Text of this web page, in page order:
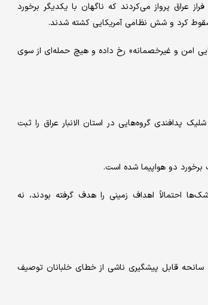
آمریکایی از نوع «کی‌سی ۱۳۵ استراتوتانکر» در ۱۲ مارس بر فراز عراق پرواز می‌کردند که ناگهان با یکدیگر برخورد
سقوط کرد و شش نظامی آمریکایی کشته شدند.
امن و غیرخصمانه» رخ داده و هیچ حمله‌ای از سوی
پدافندی گروه‌هایی در استان الانبار عراق را ثبت
برخورد دو هواپیما شده است.
احتمالاً اهداف زمینی را هدف گرفته بودند، نه
سانحه قابل پیشگیری ناشی از خطای خلبانان توصیف